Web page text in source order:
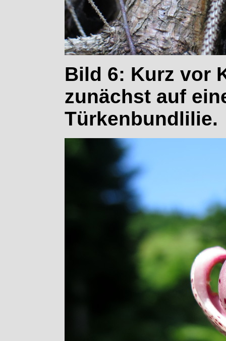
Bild 6: Kurz vor
zunächst auf
Türkenbundlilie.